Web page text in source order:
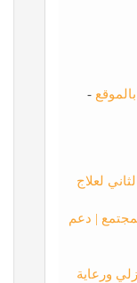
-
لعلاج
| دعم
ورعاية